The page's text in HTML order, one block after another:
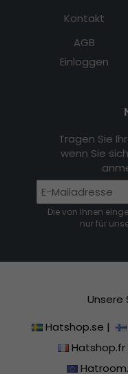
Kontakt
AGB
Einloggen
Tragen Sie
wenn Sie
Die von Ihnen
nur für
Unsere
Hatshop.se |
Hatshop.fr